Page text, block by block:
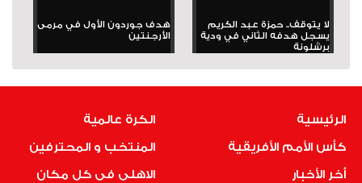
لا يتوقف.. حمزة عبد الكريم
يسجل هدفه الثاني في ودية
برشلونة
هدف جوردون الأول في مرمى
الأرجنتين
الرئيسية
كأس الأمم الأفريقية
أخر الأخبار
الكرة عالمية
المنتخب و المحترفين
الاهلى فى كل مكان